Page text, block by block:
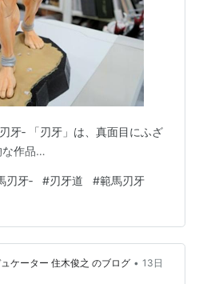
牙‐ 「刃牙」は、真面目にふざ
な作品…
刃牙‐ #刃牙道 #範馬刃牙
ケーター 住木俊之 のブログ • 13日